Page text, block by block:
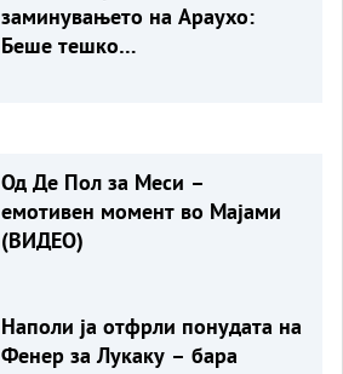
заминувањето на Араухо:
Беше тешко…
Од Де Пол за Меси –
емотивен момент во Мајами
(ВИДЕО)
Наполи ја отфрли понудата на
Фенер за Лукаку – бара